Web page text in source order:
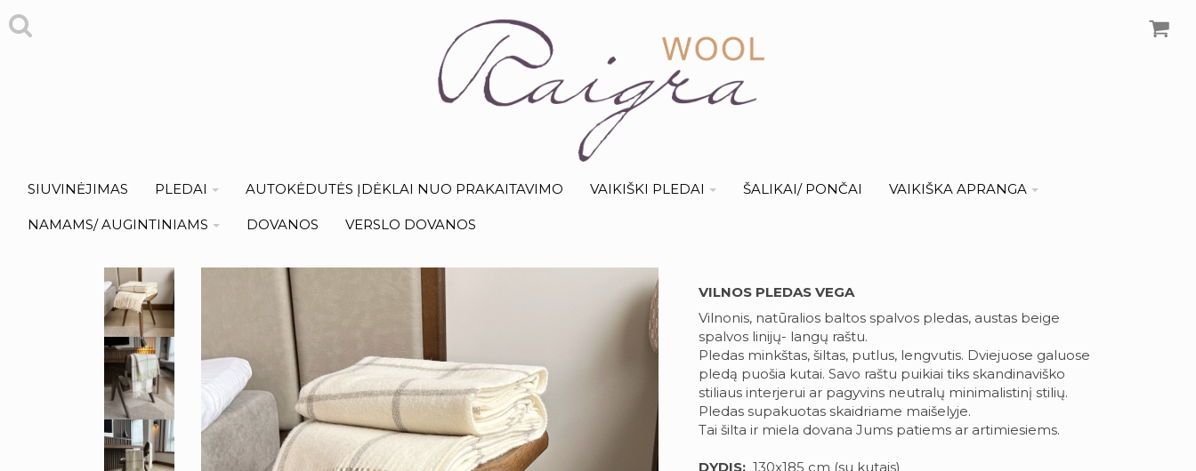
SIUVINĖJIMAS PLEDAI AUTOKĖDUTĖS ĮDĖKLAI NUO PRAKAITAVIMO VAIKIŠKI PLEDAI ŠALIKAI/ PONČAI VAIKIŠKA APRANGA
NAMAMS/ AUGINTINIAMS DOVANOS VERSLO DOVANOS
VILNOS PLEDAS VEGA
Vilnonis, natūralios baltos spalvos pledas, austas beige
spalvos linijų- langų raštu.
Pledas minkštas, šiltas, putlus, lengvutis. Dviejuose galuose
pledą puošia kutai. Savo raštu puikiai tiks skandinaviško
stiliaus interjerui ar pagyvins neutralų minimalistinį stilių.
Pledas supakuotas skaidriame maišelyje.
Tai šilta ir miela dovana Jums patiems ar artimiesiems.
DYDIS:130x185 cm (su kutais)